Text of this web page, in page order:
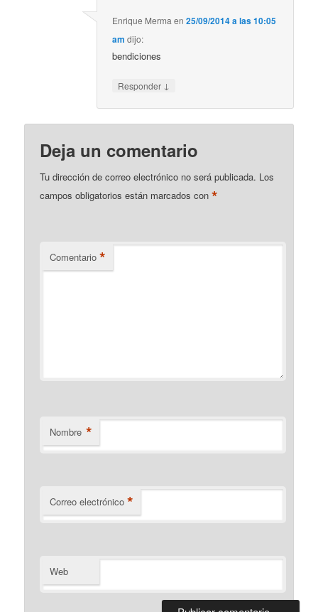
Enrique Merma en25/09/2014 a las 10:05
am dijo:
bendiciones
Responder ↓
Deja un comentario
Tu dirección de correo electrónico no será publicada. Los
campos obligatorios están marcados con*
Comentario *
Nombre *
Correo electrónico *
Web